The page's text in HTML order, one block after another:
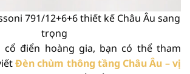
791/12+6+6 thiết kế Châu Âu sang
trọng
cổ điển hoàng gia, bạn có thể tham
Đèn chùm thông tầng Châu Âu – vị